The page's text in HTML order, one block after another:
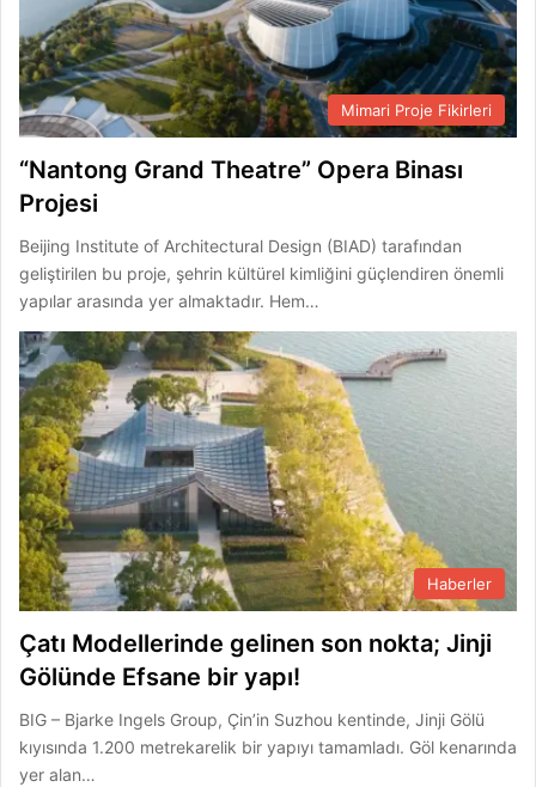
Mimari Proje Fikirleri
“Nantong Grand Theatre” Opera Binası
Projesi
Beijing Institute of Architectural Design (BIAD) tarafından
geliştirilen bu proje, şehrin kültürel kimliğini güçlendiren önemli
yapılar arasında yer almaktadır. Hem…
Haberler
Çatı Modellerinde gelinen son nokta; Jinji
Gölünde Efsane bir yapı!
BIG – Bjarke Ingels Group, Çin’in Suzhou kentinde, Jinji Gölü
kıyısında 1.200 metrekarelik bir yapıyı tamamladı. Göl kenarında
yer alan…